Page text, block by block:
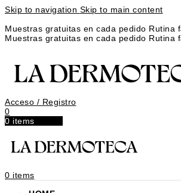
Skip to navigation Skip to main content
Muestras gratuitas en cada pedido Rutina
Muestras gratuitas en cada pedido Rutina
Acceso / Registro
0
0 items
0 items